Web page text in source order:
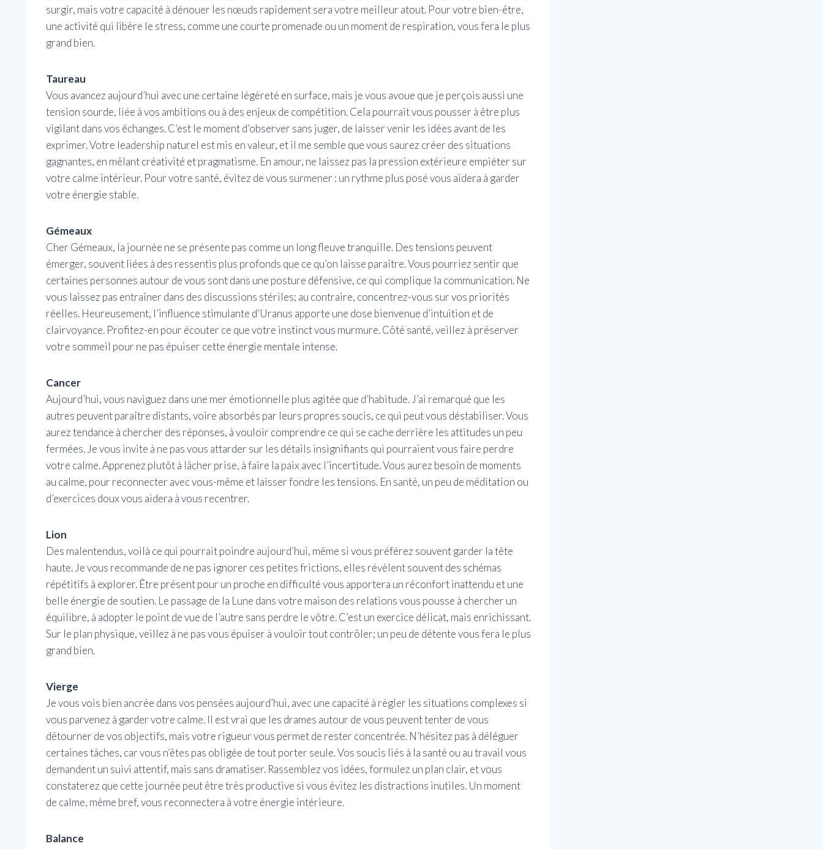
surgir, mais votre capacité à dénouer les nœuds rapidement sera votre meilleur atout. Pour votre bien-être,
une activité qui libère le stress, comme une courte promenade ou un moment de respiration, vous fera le plus
grand bien.
Taureau
Vous avancez aujourd’hui avec une certaine légèreté en surface, mais je vous avoue que je perçois aussi une
tension sourde, liée à vos ambitions ou à des enjeux de compétition. Cela pourrait vous pousser à être plus
vigilant dans vos échanges. C’est le moment d’observer sans juger, de laisser venir les idées avant de les
exprimer. Votre leadership naturel est mis en valeur, et il me semble que vous saurez créer des situations
gagnantes, en mêlant créativité et pragmatisme. En amour, ne laissez pas la pression extérieure empiéter sur
votre calme intérieur. Pour votre santé, évitez de vous surmener : un rythme plus posé vous aidera à garder
votre énergie stable.
Gémeaux
Cher Gémeaux, la journée ne se présente pas comme un long fleuve tranquille. Des tensions peuvent
émerger, souvent liées à des ressentis plus profonds que ce qu’on laisse paraître. Vous pourriez sentir que
certaines personnes autour de vous sont dans une posture défensive, ce qui complique la communication. Ne
vous laissez pas entraîner dans des discussions stériles; au contraire, concentrez-vous sur vos priorités
réelles. Heureusement, l’influence stimulante d’Uranus apporte une dose bienvenue d’intuition et de
clairvoyance. Profitez-en pour écouter ce que votre instinct vous murmure. Côté santé, veillez à préserver
votre sommeil pour ne pas épuiser cette énergie mentale intense.
Cancer
Aujourd’hui, vous naviguez dans une mer émotionnelle plus agitée que d’habitude. J’ai remarqué que les
autres peuvent paraître distants, voire absorbés par leurs propres soucis, ce qui peut vous déstabiliser. Vous
aurez tendance à chercher des réponses, à vouloir comprendre ce qui se cache derrière les attitudes un peu
fermées. Je vous invite à ne pas vous attarder sur les détails insignifiants qui pourraient vous faire perdre
votre calme. Apprenez plutôt à lâcher prise, à faire la paix avec l’incertitude. Vous aurez besoin de moments
au calme, pour reconnecter avec vous-même et laisser fondre les tensions. En santé, un peu de méditation ou
d’exercices doux vous aidera à vous recentrer.
Lion
Des malentendus, voilà ce qui pourrait poindre aujourd’hui, même si vous préférez souvent garder la tête
haute. Je vous recommande de ne pas ignorer ces petites frictions, elles révèlent souvent des schémas
répétitifs à explorer. Être présent pour un proche en difficulté vous apportera un réconfort inattendu et une
belle énergie de soutien. Le passage de la Lune dans votre maison des relations vous pousse à chercher un
équilibre, à adopter le point de vue de l’autre sans perdre le vôtre. C’est un exercice délicat, mais enrichissant.
Sur le plan physique, veillez à ne pas vous épuiser à vouloir tout contrôler; un peu de détente vous fera le plus
grand bien.
Vierge
Je vous vois bien ancrée dans vos pensées aujourd’hui, avec une capacité à régler les situations complexes si
vous parvenez à garder votre calme. Il est vrai que les drames autour de vous peuvent tenter de vous
détourner de vos objectifs, mais votre rigueur vous permet de rester concentrée. N’hésitez pas à déléguer
certaines tâches, car vous n’êtes pas obligée de tout porter seule. Vos soucis liés à la santé ou au travail vous
demandent un suivi attentif, mais sans dramatiser. Rassemblez vos idées, formulez un plan clair, et vous
constaterez que cette journée peut être très productive si vous évitez les distractions inutiles. Un moment
de calme, même bref, vous reconnectera à votre énergie intérieure.
Balance